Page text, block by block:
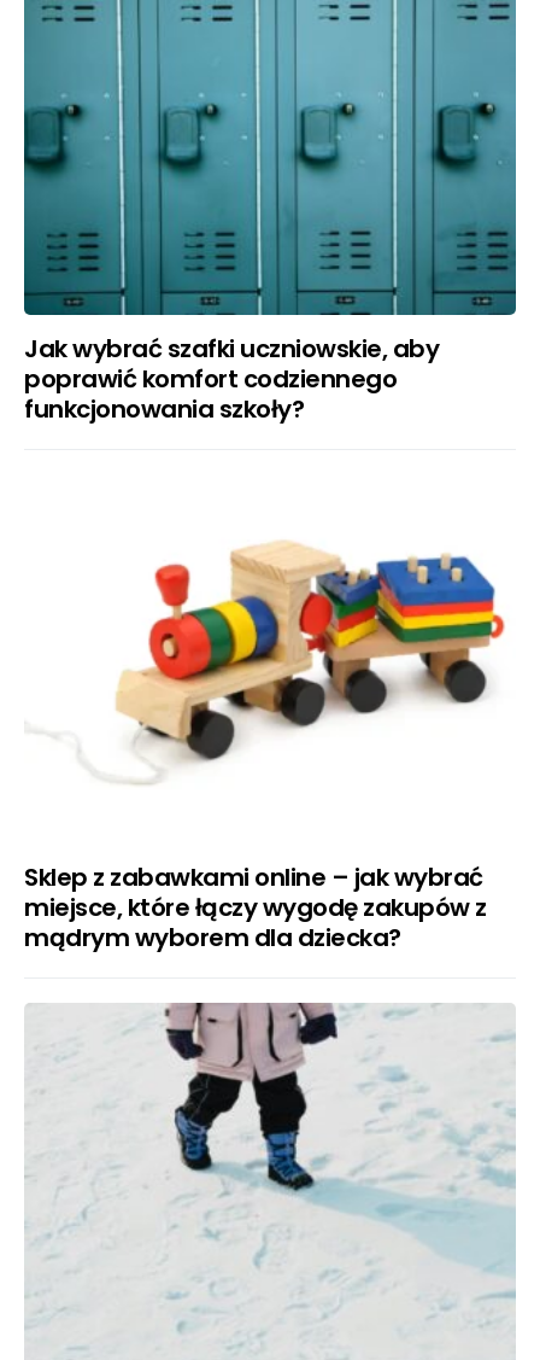
Jak wybrać szafki uczniowskie, aby
poprawić komfort codziennego
funkcjonowania szkoły?
Sklep z zabawkami online – jak wybrać
miejsce, które łączy wygodę zakupów z
mądrym wyborem dla dziecka?